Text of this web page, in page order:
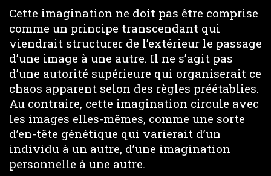
Cette imagination ne doit pas être comprise
comme un principe transcendant qui
viendrait structurer de l’extérieur le passage
d’une image à une autre. Il ne s’agit pas
d’une autorité supérieure qui organiserait ce
chaos apparent selon des règles préétablies.
Au contraire, cette imagination circule avec
les images elles-mêmes, comme une sorte
d’en-tête génétique qui varierait d’un
individu à un autre, d’une imagination
personnelle à une autre.